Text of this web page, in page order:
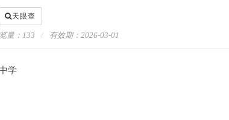
天眼查
量： 133 有效期： 2026-03-01
学